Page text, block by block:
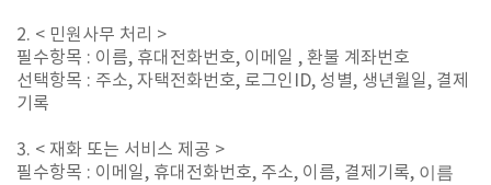
2. < 민원사무 처리 >
필수항목 : 이름, 휴대전화번호, 이메일 , 환불 계좌번호
선택항목 : 주소, 자택전화번호, 로그인ID, 성별, 생년월일, 결제
기록
3. < 재화 또는 서비스 제공 >
필수항목 : 이메일, 휴대전화번호, 주소, 이름, 결제기록, 이름